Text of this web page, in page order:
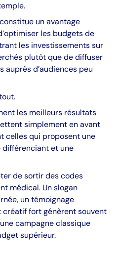
un avantage
les budgets de
les investissements sur
plutôt que de diffuser
auprès d’audiences peu
les meilleurs résultats
simplement en avant
celles qui proposent une
différenciant et une
de sortir des codes
médical. Un slogan
un témoignage
fort génèrent souvent
campagne classique
supérieur.